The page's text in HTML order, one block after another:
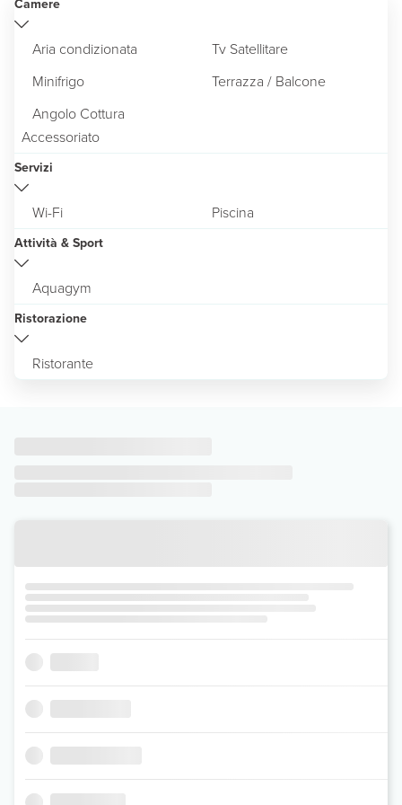
Aria condizionata
Tv Satellitare
Minifrigo
Terrazza / Balcone
Angolo Cottura
Accessoriato
Servizi
Wi-Fi Piscina
Attività & Sport
Aquagym
Ristorazione
Ristorante